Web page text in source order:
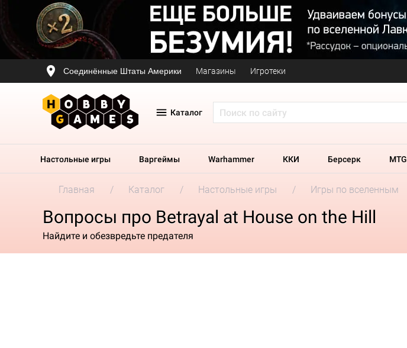
Соединённые Штаты Америки Магазины Игротеки
Каталог
Настольные игры Варгеймы Warhammer ККИ Берсерк MTG
Главная Каталог Настольные игры Игры по вселенным
Вопросы про Betrayal at House on the Hill
Найдите и обезвредьте предателя